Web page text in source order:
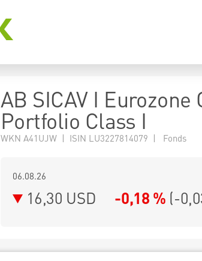
AB SICAV I Eurozone
Portfolio Class I
WKN A41UJW | ISIN LU3227814079 | Fonds
06.08.26
16,30 USD -0,18 % (-